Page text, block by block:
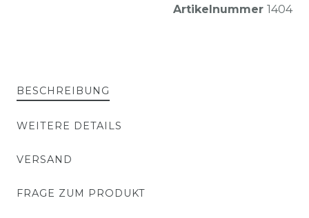
Artikelnummer 1404
BESCHREIBUNG
WEITERE DETAILS
VERSAND
FRAGE ZUM PRODUKT